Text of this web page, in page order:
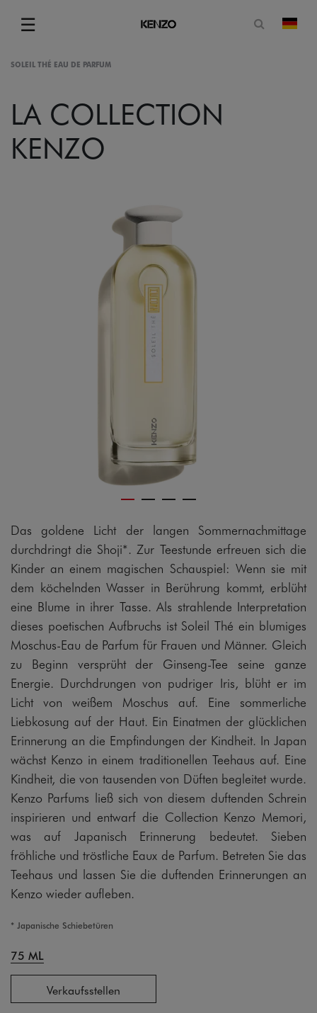
☰
Menu
SOLEIL THÉ EAU DE PARFUM
LA COLLECTION
KENZO
Das goldene Licht der langen Sommernachmittage
durchdringt die Shoji*. Zur Teestunde erfreuen sich die
Kinder an einem magischen Schauspiel: Wenn sie mit
dem köchelnden Wasser in Berührung kommt, erblüht
eine Blume in ihrer Tasse. Als strahlende Interpretation
dieses poetischen Aufbruchs ist Soleil Thé ein blumiges
Moschus-Eau de Parfum für Frauen und Männer. Gleich
zu Beginn versprüht der Ginseng-Tee seine ganze
Energie. Durchdrungen von pudriger Iris, blüht er im
Licht von weißem Moschus auf. Eine sommerliche
Liebkosung auf der Haut. Ein Einatmen der glücklichen
Erinnerung an die Empfindungen der Kindheit. In Japan
wächst Kenzo in einem traditionellen Teehaus auf. Eine
Kindheit, die von tausenden von Düften begleitet wurde.
Kenzo Parfums ließ sich von diesem duftenden Schrein
inspirieren und entwarf die Collection Kenzo Memori,
was auf Japanisch Erinnerung bedeutet. Sieben
fröhliche und tröstliche Eaux de Parfum. Betreten Sie das
Teehaus und lassen Sie die duftenden Erinnerungen an
Kenzo wieder aufleben.
* Japanische Schiebetüren
75 ML
Verkaufsstellen